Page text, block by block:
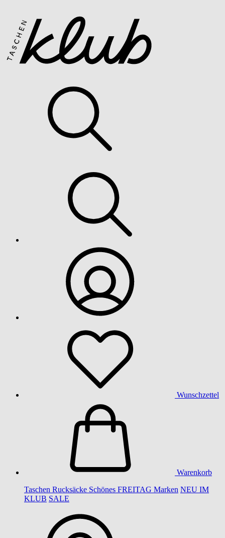
Wunschzettel
Warenkorb
Taschen Rucksäcke Schönes FREITAG Marken NEU IM
KLUB SALE